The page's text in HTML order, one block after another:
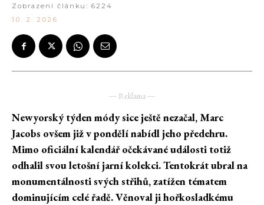
Zobrazení článku: 6224
10. 2. 2026
― Reklama ―
Newyorský týden módy sice ještě nezačal, Marc
Jacobs ovšem již v pondělí nabídl jeho předehru.
Mimo oficiální kalendář očekávané události totiž
odhalil svou letošní jarní kolekci. Tentokrát ubral na
monumentálnosti svých střihů, zatížen tématem
dominujícím celé řadě. Věnoval ji hořkosladkému